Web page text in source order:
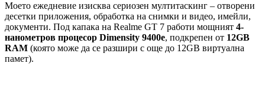
Моето ежедневие изисква сериозен мултитаскинг – отворени
десетки приложения, обработка на снимки и видео, имейли,
документи. Под капака на Realme GT 7 работи мощният 4-
нанометров процесор Dimensity 9400e, подкрепен от 12GB
RAM (която може да се разшири с още до 12GB виртуална
памет).